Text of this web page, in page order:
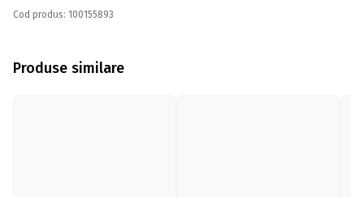
Cod produs: 100155893
Produse similare